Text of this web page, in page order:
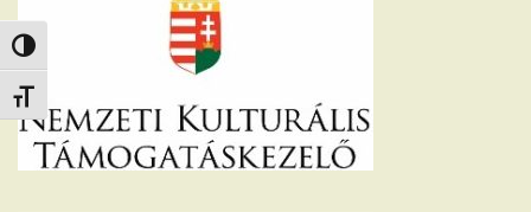
Nagy kontraszt váltása
Betűméret váltása